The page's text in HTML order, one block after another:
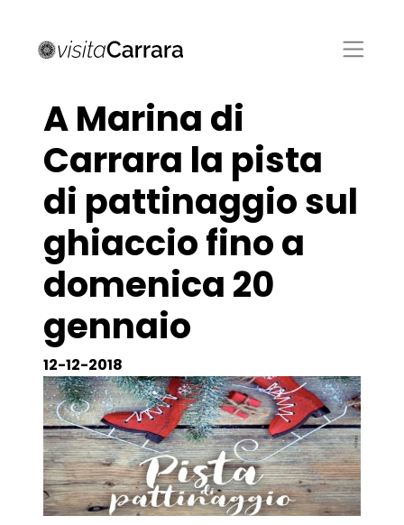
A Marina di
Carrara la pista
di pattinaggio sul
ghiaccio fino a
domenica 20
gennaio
12-12-2018